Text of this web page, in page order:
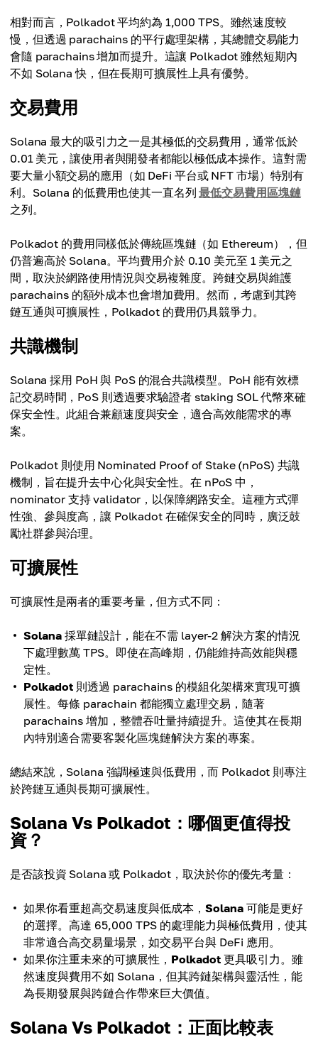
相對而言，Polkadot 平均約為 1,000 TPS。雖然速度較
慢，但透過 parachains 的平行處理架構，其總體交易能力
會隨 parachains 增加而提升。這讓 Polkadot 雖然短期內
不如 Solana 快，但在長期可擴展性上具有優勢。
交易費用
Solana 最大的吸引力之一是其極低的交易費用，通常低於
0.01 美元，讓使用者與開發者都能以極低成本操作。這對需
要大量小額交易的應用（如 DeFi 平台或 NFT 市場）特別有
利。Solana 的低費用也使其一直名列最低交易費用區塊鏈
之列。
Polkadot 的費用同樣低於傳統區塊鏈（如 Ethereum），但
仍普遍高於 Solana。平均費用介於 0.10 美元至 1 美元之
間，取決於網路使用情況與交易複雜度。跨鏈交易與維護
parachains 的額外成本也會增加費用。然而，考慮到其跨
鏈互通與可擴展性，Polkadot 的費用仍具競爭力。
共識機制
Solana 採用 PoH 與 PoS 的混合共識模型。PoH 能有效標
記交易時間，PoS 則透過要求驗證者 staking SOL 代幣來確
保安全性。此組合兼顧速度與安全，適合高效能需求的專
案。
Polkadot 則使用 Nominated Proof of Stake (nPoS) 共識
機制，旨在提升去中心化與安全性。在 nPoS 中，
nominator 支持 validator，以保障網路安全。這種方式彈
性強、參與度高，讓 Polkadot 在確保安全的同時，廣泛鼓
勵社群參與治理。
可擴展性
可擴展性是兩者的重要考量，但方式不同：
Solana 採單鏈設計，能在不需 layer-2 解決方案的情況
下處理數萬 TPS。即使在高峰期，仍能維持高效能與穩
定性。
Polkadot 則透過 parachains 的模組化架構來實現可擴
展性。每條 parachain 都能獨立處理交易，隨著
parachains 增加，整體吞吐量持續提升。這使其在長期
內特別適合需要客製化區塊鏈解決方案的專案。
總結來說，Solana 強調極速與低費用，而 Polkadot 則專注
於跨鏈互通與長期可擴展性。
Solana Vs Polkadot：哪個更值得投
資？
是否該投資 Solana 或 Polkadot，取決於你的優先考量：
如果你看重超高交易速度與低成本， Solana 可能是更好
的選擇。高達 65,000 TPS 的處理能力與極低費用，使其
非常適合高交易量場景，如交易平台與 DeFi 應用。
如果你注重未來的可擴展性， Polkadot 更具吸引力。雖
然速度與費用不如 Solana，但其跨鏈架構與靈活性，能
為長期發展與跨鏈合作帶來巨大價值。
Solana Vs Polkadot：正面比較表